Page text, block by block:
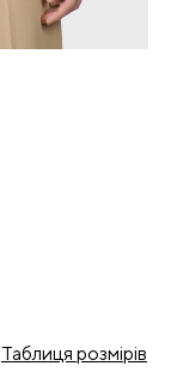
Таблиця розмірів